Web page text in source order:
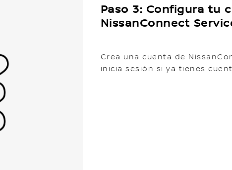
Paso 3: Configura tu
NissanConnect
Crea una cuenta de
inicia sesión si ya tienes